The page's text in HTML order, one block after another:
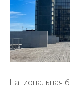
Национальная